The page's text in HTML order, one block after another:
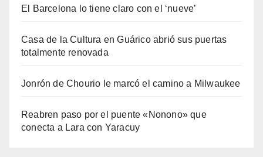
El Barcelona lo tiene claro con el ‘nueve’
Casa de la Cultura en Guárico abrió sus puertas
totalmente renovada
Jonrón de Chourio le marcó el camino a Milwaukee
Reabren paso por el puente «Nonono» que
conecta a Lara con Yaracuy